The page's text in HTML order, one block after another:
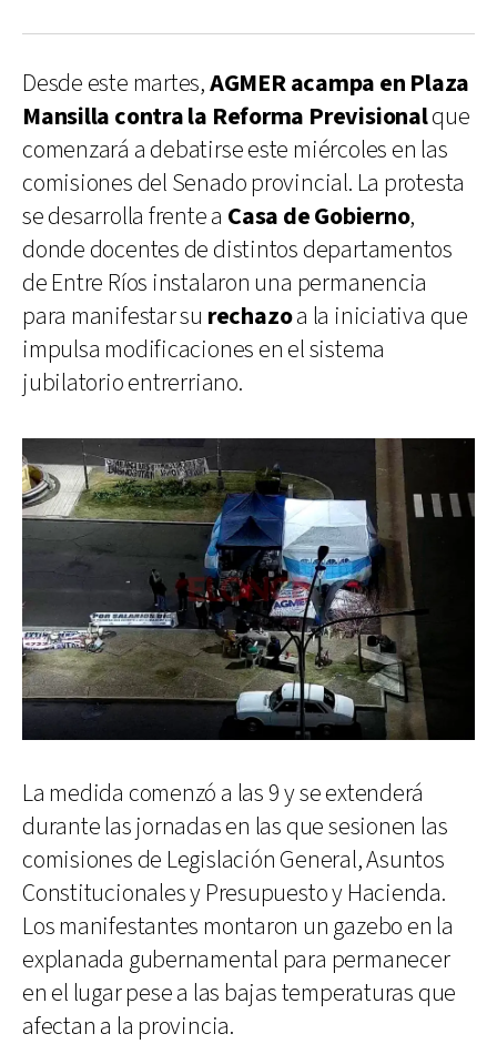
Desde este martes,AGMER acampa en Plaza
Mansilla contra la Reforma Previsionalque
comenzará a debatirse este miércoles en las
comisiones del Senado provincial. La protesta
se desarrolla frente a Casa de Gobierno,
donde docentes de distintos departamentos
de Entre Ríos instalaron una permanencia
para manifestar su rechazoa la iniciativa que
impulsa modificaciones en el sistema
jubilatorio entrerriano.
La medida comenzó a las 9 y se extenderá
durante las jornadas en las que sesionen las
comisiones de Legislación General, Asuntos
Constitucionales y Presupuesto y Hacienda.
Los manifestantes montaron un gazebo en la
explanada gubernamental para permanecer
en el lugar pese a las bajas temperaturas que
afectan a la provincia.